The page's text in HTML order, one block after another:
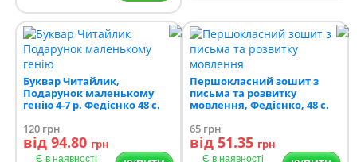
Буквар Читайлик,
Подарунок маленькому
генію 4-7 р. Федієнко 48 с.
120грн
від 94.80 грн
Є в наявності
Першокласний зошит з
письма та розвитку
мовлення, Федієнко, 48 с.
65грн
від 51.35 грн
Є в наявності